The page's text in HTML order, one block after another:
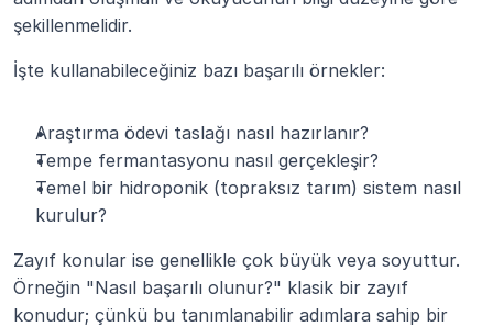
şekillenmelidir.
İşte kullanabileceğiniz bazı başarılı örnekler:
Araştırma ödevi taslağı nasıl hazırlanır?
Tempe fermantasyonu nasıl gerçekleşir?
Temel bir hidroponik (topraksız tarım) sistem nasıl
kurulur?
Zayıf konular ise genellikle çok büyük veya soyuttur.
Örneğin "Nasıl başarılı olunur?" klasik bir zayıf
konudur; çünkü bu tanımlanabilir adımlara sahip bir